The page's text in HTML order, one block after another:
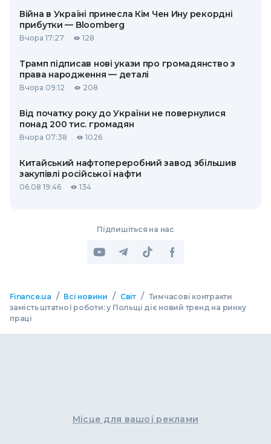
Війна в Україні принесла Кім Чен Ину рекордні
прибутки — Bloomberg
Вчора 17:27 128
Трамп підписав нові укази про громадянство з
права народження — деталі
Вчора 09:12 208
Від початку року до України не повернулися
понад 200 тис. громадян
Вчора 07:38 1026
Китайський нафтопереробний завод збільшив
закупівлі російської нафти
06.08 19:46 134
Підпишіться на нас
Finance.ua / Всі новини / Світ / Тимчасові контракти
замість штатної роботи: у Польщі діє новий тренд на ринку
праці
Місце для вашої реклами